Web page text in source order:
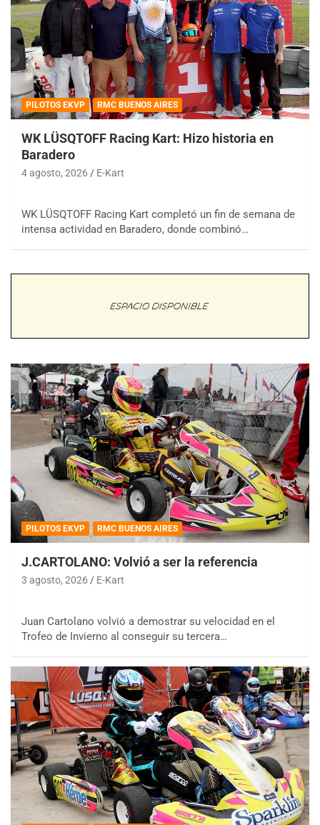
PILOTOS EKVP RMC BUENOS AIRES
WK LÜSQTOFF Racing Kart: Hizo historia en
Baradero
4 agosto, 2026 E-Kart
WK LÜSQTOFF Racing Kart completó un fin de semana de
intensa actividad en Baradero, donde combinó…
PILOTOS EKVP RMC BUENOS AIRES
J.CARTOLANO: Volvió a ser la referencia
3 agosto, 2026 E-Kart
Juan Cartolano volvió a demostrar su velocidad en el
Trofeo de Invierno al conseguir su tercera…